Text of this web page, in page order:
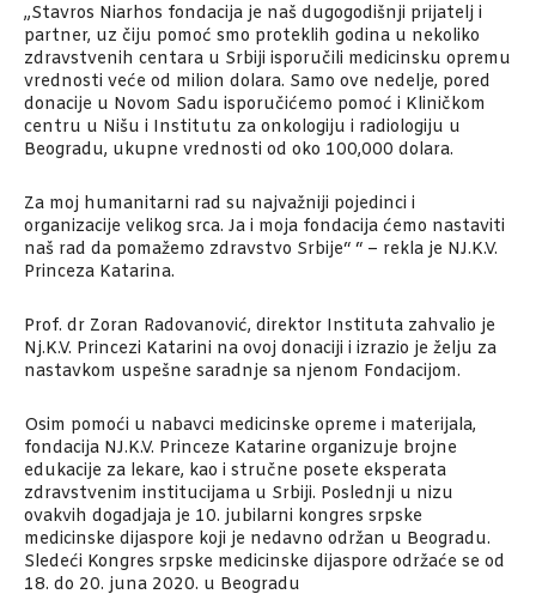
„Stavros Niarhos fondacija je naš dugogodišnji prijatelj i
partner, uz čiju pomoć smo proteklih godina u nekoliko
zdravstvenih centara u Srbiji isporučili medicinsku opremu
vrednosti veće od milion dolara. Samo ove nedelje, pored
donacije u Novom Sadu isporučićemo pomoć i Kliničkom
centru u Nišu i Institutu za onkologiju i radiologiju u
Beogradu, ukupne vrednosti od oko 100,000 dolara.
Za moj humanitarni rad su najvažniji pojedinci i
organizacije velikog srca. Ja i moja fondacija ćemo nastaviti
naš rad da pomažemo zdravstvo Srbije“ “ – rekla je NJ.K.V.
Princeza Katarina.
Prof. dr Zoran Radovanović, direktor Instituta zahvalio je
Nj.K.V. Princezi Katarini na ovoj donaciji i izrazio je želju za
nastavkom uspešne saradnje sa njenom Fondacijom.
Osim pomoći u nabavci medicinske opreme i materijala,
fondacija NJ.K.V. Princeze Katarine organizuje brojne
edukacije za lekare, kao i stručne posete eksperata
zdravstvenim institucijama u Srbiji. Poslednji u nizu
ovakvih dogadjaja je 10. jubilarni kongres srpske
medicinske dijaspore koji je nedavno održan u Beogradu.
Sledeći Kongres srpske medicinske dijaspore održaće se od
18. do 20. juna 2020. u Beogradu